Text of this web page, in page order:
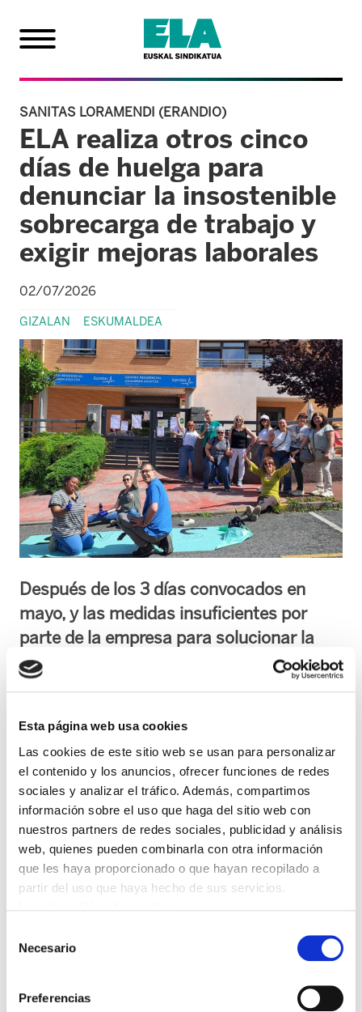
Esta página web usa cookies
Las cookies de este sitio web se usan para personalizar
el contenido y los anuncios, ofrecer funciones de redes
sociales y analizar el tráfico. Además, compartimos
información sobre el uso que haga del sitio web con
nuestros partners de redes sociales, publicidad y análisis
web, quienes pueden combinarla con otra información
que les haya proporcionado o que hayan recopilado a
partir del uso que haya hecho de sus servicios.
Necesario
Preferencias
SANITAS LORAMENDI (ERANDIO)
ELA realiza otros cinco
días de huelga para
denunciar la insostenible
sobrecarga de trabajo y
exigir mejoras laborales
02/07/2026
GIZALAN ESKUMALDEA
Después de los 3 días convocados en
mayo, y las medidas insuficientes por
parte de la empresa para solucionar la
situación, ELA ha vuelto a sacar a la
plantilla a la calle los días 29,30 de junio y
obligado a Sanitas Loramendi a dar los
primeros pasos, demostrando que la
movilización es el único camino: se ha
conseguido la firma de 3 contratos
indefinidos.
La empresa ha reorganizado el trabajo de
diferentes categorías profesionales que han
para cubrir los huecos generados por la falta de
personal, doblar turnos... Vulnerando así el